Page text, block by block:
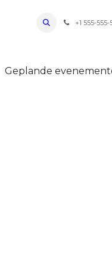
Bevoorradingen FAQ+1 555-555-
Geplande